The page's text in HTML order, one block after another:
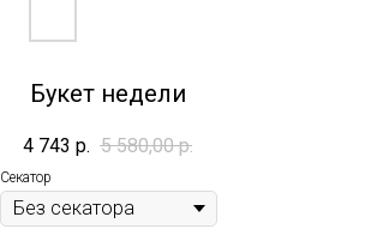
Букет недели
4 743 р. 5 580,00 р.
Секатор